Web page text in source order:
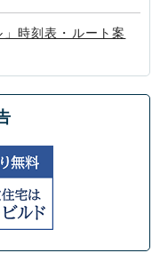
時刻表・ルート案